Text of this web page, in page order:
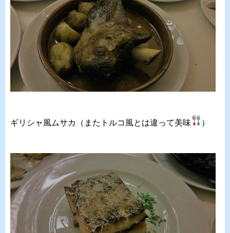
ギリシャ風ムサカ（またトルコ風とは違って美味 ）